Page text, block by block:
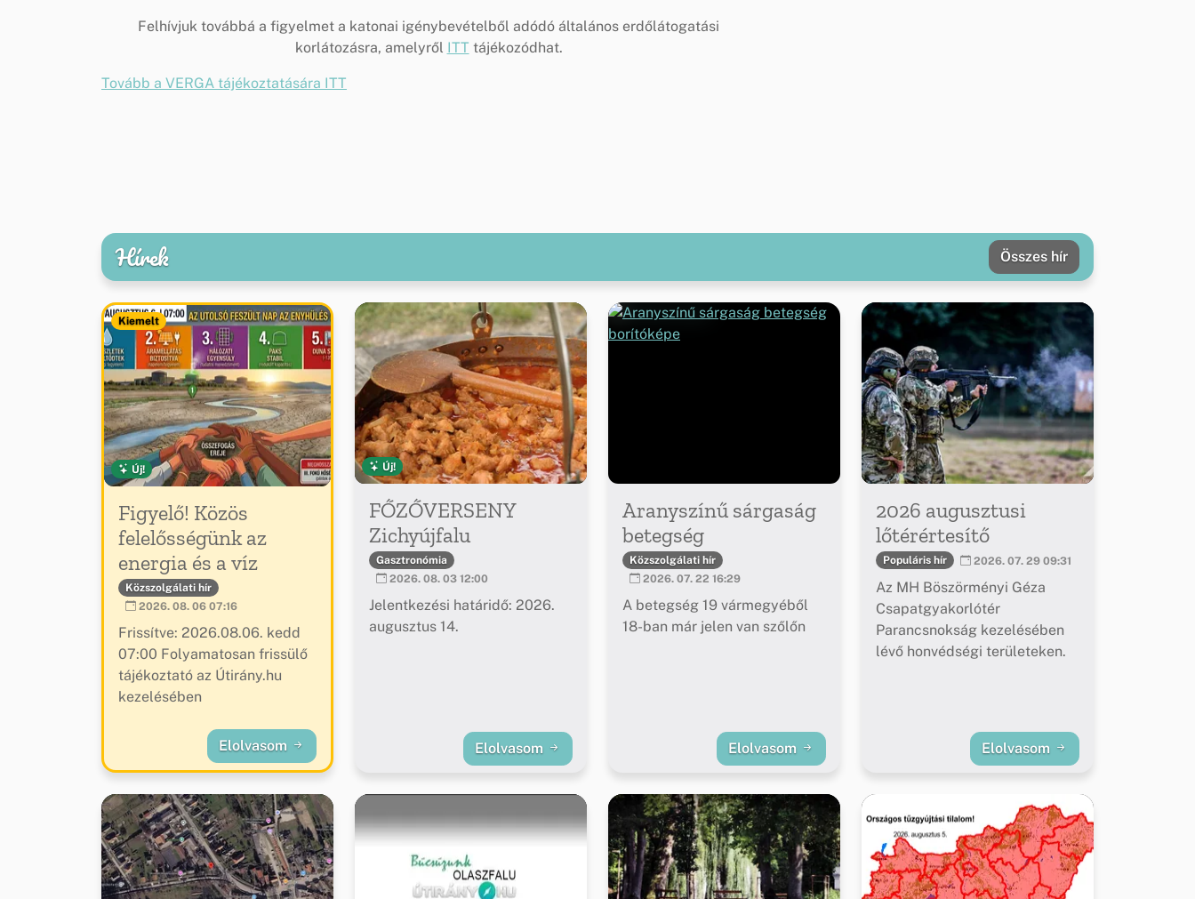
Felhívjuk továbbá a figyelmet a katonai igénybevételből adódó általános erdőlátogatási
korlátozásra, amelyről ITT tájékozódhat.
Tovább a VERGA tájékoztatására ITT
Hírek Összes hír
Kiemelt
Új!
Figyelő! Közös
felelősségünk az
energia és a víz
Közszolgálati hír
2026. 08. 06 07:16
Frissítve: 2026.08.06. kedd
07:00 Folyamatosan frissülő
tájékoztató az Útirány.hu
kezelésében
Elolvasom
Új!
FŐZŐVERSENY
Zichyújfalu
Gasztronómia
2026. 08. 03 12:00
Jelentkezési határidő: 2026.
augusztus 14.
Elolvasom
Aranyszínű sárgaság
betegség
Közszolgálati hír
2026. 07. 22 16:29
A betegség 19 vármegyéből
18-ban már jelen van szőlőn
Elolvasom
2026 augusztusi
lőtérértesítő
Populáris hír 2026. 07. 29 09:31
Az MH Böszörményi Géza
Csapatgyakorlótér
Parancsnokság kezelésében
lévő honvédségi területeken.
Elolvasom